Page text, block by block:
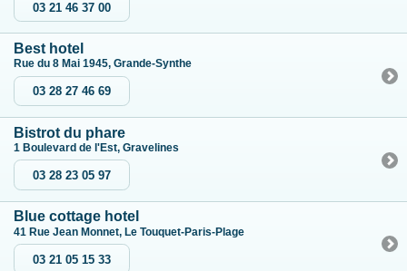
03 21 46 37 00
Best hotel
Rue du 8 Mai 1945, Grande-Synthe
03 28 27 46 69
Bistrot du phare
1 Boulevard de l'Est, Gravelines
03 28 23 05 97
Blue cottage hotel
41 Rue Jean Monnet, Le Touquet-Paris-Plage
03 21 05 15 33